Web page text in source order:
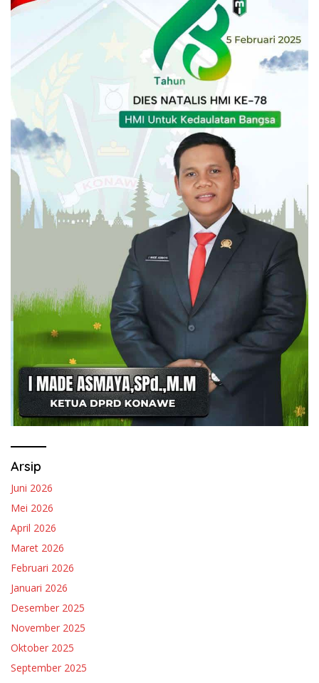
Arsip
Juni 2026
Mei 2026
April 2026
Maret 2026
Februari 2026
Januari 2026
Desember 2025
November 2025
Oktober 2025
September 2025